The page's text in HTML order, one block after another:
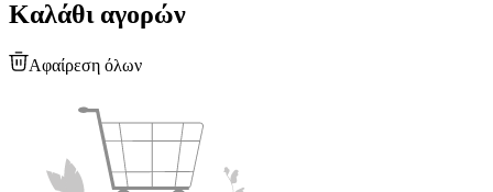
Καλάθι αγορών
Αφαίρεση όλων